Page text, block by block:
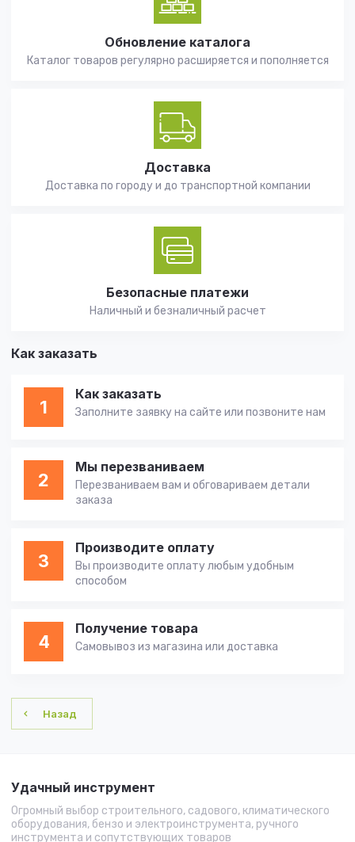
Обновление каталога
Каталог товаров регулярно расширяется и пополняется
Доставка
Доставка по городу и до транспортной компании
Безопасные платежи
Наличный и безналичный расчет
Как заказать
1
Как заказать
Заполните заявку на сайте или позвоните нам
2
Мы перезваниваем
Перезваниваем вам и обговариваем детали
заказа
3
Производите оплату
Вы производите оплату любым удобным
способом
4
Получение товара
Самовывоз из магазина или доставка
Назад
Удачный инструмент
Огромный выбор строительного, садового, климатического
оборудования, бензо и электроинструмента, ручного
инструмента и сопутствующих товаров